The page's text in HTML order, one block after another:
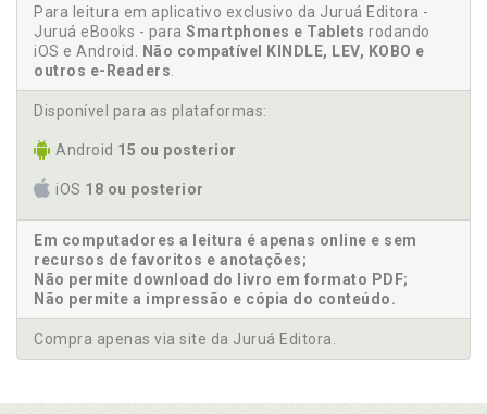
Para leitura em aplicativo exclusivo da Juruá Editora -
Juruá eBooks - para Smartphones e Tablets rodando
iOS e Android.
Não compatível KINDLE, LEV, KOBO e
outros e-Readers
Disponível para as plataformas:
Android 15 ou posterior
iOS 18 ou posterior
Em computadores a leitura é apenas online e sem
recursos de favoritos e anotações;
Não permite download do livro em formato PDF;
Não permite a impressão e cópia do conteúdo.
Compra apenas via site da Juruá Editora.